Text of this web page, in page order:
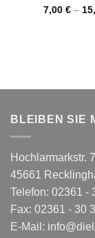
7,00 €–
BLEIBEN SIE
Hochlarmarkstr.
45661
Telefon: 02361 -
Fax: 02361 - 30
E-Mail: